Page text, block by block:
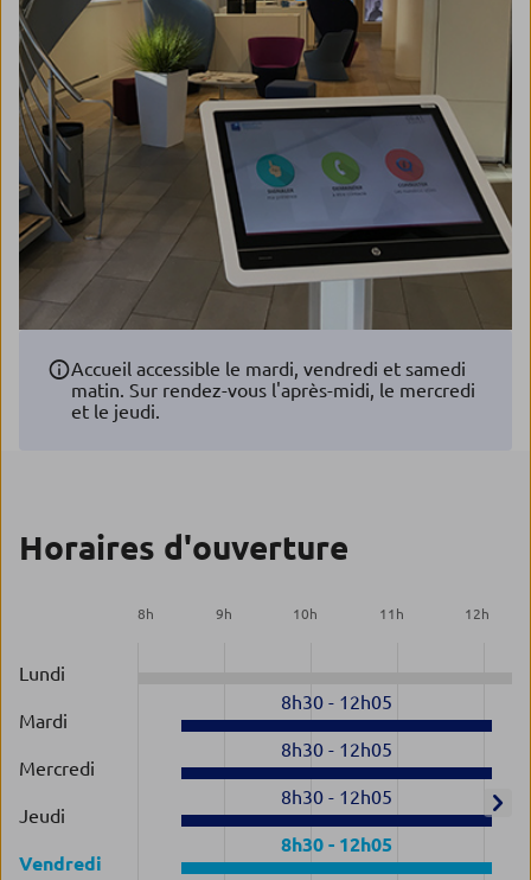
Accueil accessible le mardi, vendredi et samedi
matin. Sur rendez-vous l'après-midi, le mercredi
et le jeudi.
Horaires d'ouverture
8h 9h 10h 11 h 12h
Lundi
Mardi
8h30- 12h05
Mercredi
8h30- 12h05
Jeudi
8h30- 12h05
Vendredi
8h30- 12h05